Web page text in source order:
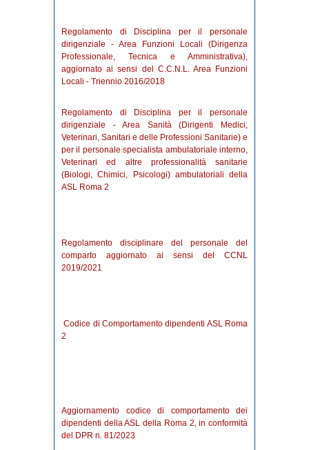
Regolamento di Disciplina per il personale
dirigenziale - Area Funzioni Locali (Dirigenza
Professionale, Tecnica e Amministrativa),
aggiornato ai sensi del C.C.N.L. Area Funzioni
Locali - Triennio 2016/2018
Regolamento di Disciplina per il personale
dirigenziale - Area Sanità (Dirigenti Medici,
Veterinari, Sanitari e delle Professioni Sanitarie) e
per il personale specialista ambulatoriale interno,
Veterinari ed altre professionalità sanitarie
(Biologi, Chimici, Psicologi) ambulatoriali della
ASL Roma 2
Regolamento disciplinare del personale del
comparto aggiornato ai sensi del CCNL
2019/2021
Codice di Comportamento dipendenti ASL Roma
2
Aggiornamento codice di comportamento dei
dipendenti della ASL della Roma 2, in conformità
del DPR n. 81/2023